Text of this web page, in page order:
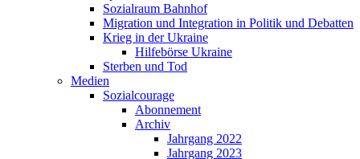
Sozialraum Bahnhof
Migration und Integration in Politik und Debatten
Krieg in der Ukraine
Hilfebörse Ukraine
Sterben und Tod
Medien
Sozialcourage
Abonnement
Archiv
Jahrgang 2022
Jahrgang 2023